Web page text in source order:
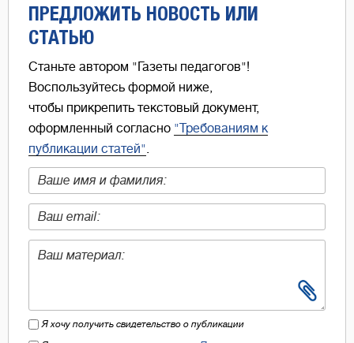
ПРЕДЛОЖИТЬ НОВОСТЬ ИЛИ
СТАТЬЮ
Станьте автором "Газеты педагогов"!
Воспользуйтесь формой ниже,
чтобы прикрепить текстовый документ,
оформленный согласно "Требованиям к
публикации статей".
Я хочу получить свидетельство о публикации